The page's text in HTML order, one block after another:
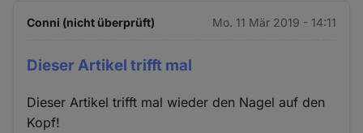
Conni (nicht überprüft) Mo. 11 Mär 2019 - 14:11
Dieser Artikel trifft mal
Dieser Artikel trifft mal wieder den Nagel auf den
Kopf!